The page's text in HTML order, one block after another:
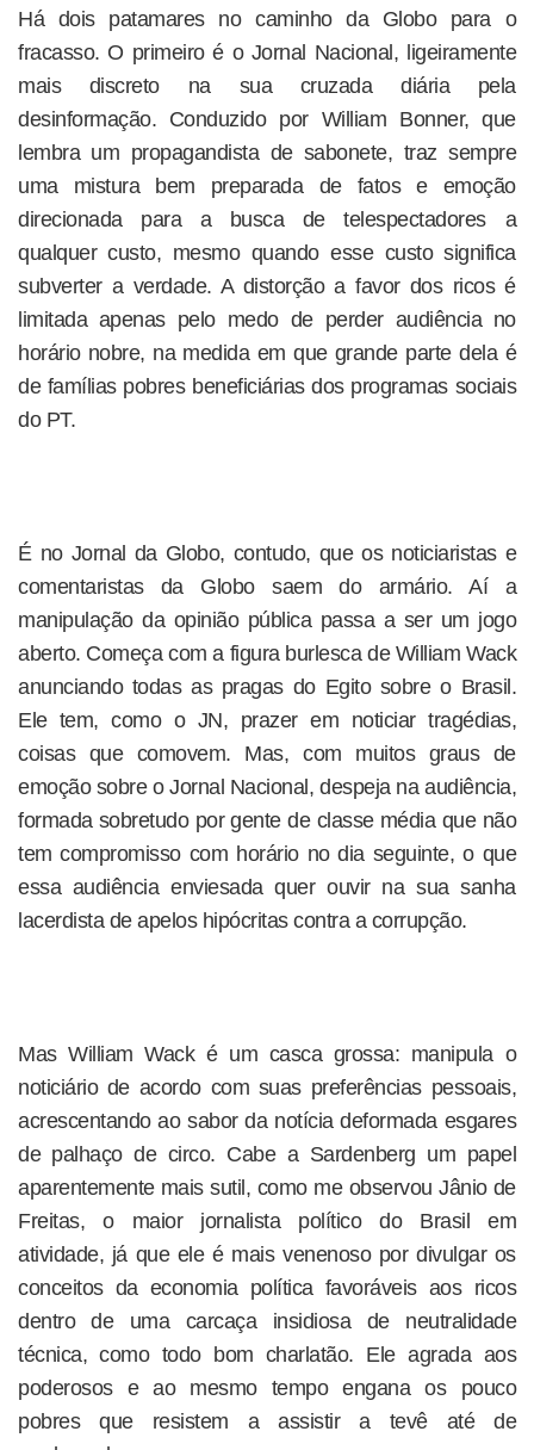
Há dois patamares no caminho da Globo para o
fracasso. O primeiro é o Jornal Nacional, ligeiramente
mais discreto na sua cruzada diária pela
desinformação. Conduzido por William Bonner, que
lembra um propagandista de sabonete, traz sempre
uma mistura bem preparada de fatos e emoção
direcionada para a busca de telespectadores a
qualquer custo, mesmo quando esse custo significa
subverter a verdade. A distorção a favor dos ricos é
limitada apenas pelo medo de perder audiência no
horário nobre, na medida em que grande parte dela é
de famílias pobres beneficiárias dos programas sociais
do PT.
É no Jornal da Globo, contudo, que os noticiaristas e
comentaristas da Globo saem do armário. Aí a
manipulação da opinião pública passa a ser um jogo
aberto. Começa com a figura burlesca de William Wack
anunciando todas as pragas do Egito sobre o Brasil.
Ele tem, como o JN, prazer em noticiar tragédias,
coisas que comovem. Mas, com muitos graus de
emoção sobre o Jornal Nacional, despeja na audiência,
formada sobretudo por gente de classe média que não
tem compromisso com horário no dia seguinte, o que
essa audiência enviesada quer ouvir na sua sanha
lacerdista de apelos hipócritas contra a corrupção.
Mas William Wack é um casca grossa: manipula o
noticiário de acordo com suas preferências pessoais,
acrescentando ao sabor da notícia deformada esgares
de palhaço de circo. Cabe a Sardenberg um papel
aparentemente mais sutil, como me observou Jânio de
Freitas, o maior jornalista político do Brasil em
atividade, já que ele é mais venenoso por divulgar os
conceitos da economia política favoráveis aos ricos
dentro de uma carcaça insidiosa de neutralidade
técnica, como todo bom charlatão. Ele agrada aos
poderosos e ao mesmo tempo engana os pouco
pobres que resistem a assistir a tevê até de